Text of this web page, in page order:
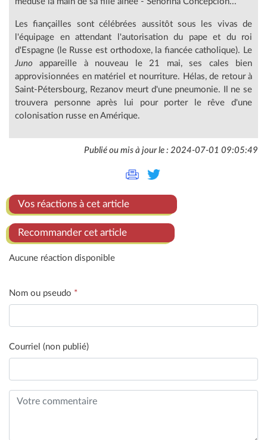
Les fiançailles sont célébrées aussitôt sous les vivas de
l'équipage en attendant l'autorisation du pape et du roi
d'Espagne (le Russe est orthodoxe, la fiancée catholique). Le
Juno appareille à nouveau le 21 mai, ses cales bien
approvisionnées en matériel et nourriture. Hélas, de retour à
Saint-Pétersbourg, Rezanov meurt d'une pneumonie. Il ne se
trouvera personne après lui pour porter le rêve d'une
colonisation russe en Amérique.
Publié ou mis à jour le : 2024-07-01 09:05:49
Vos réactions à cet article
Recommander cet article
Aucune réaction disponible
Nom ou pseudo *
Courriel (non publié)